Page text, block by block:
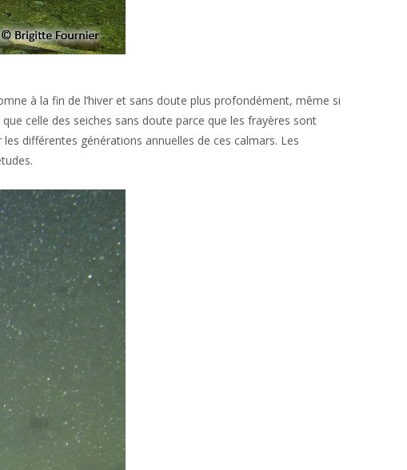
à la fin de l’hiver et sans doute plus profondément, même si
celle des seiches sans doute parce que les frayères sont
différentes générations annuelles de ces calmars. Les